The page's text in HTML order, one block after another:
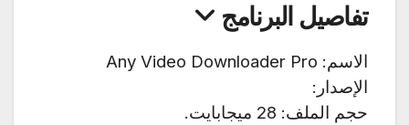
تفاصيل البرنامج
الاسم: Any Video Downloader Pro
الإصدار:
حجم الملف: 28 ميجابايت.